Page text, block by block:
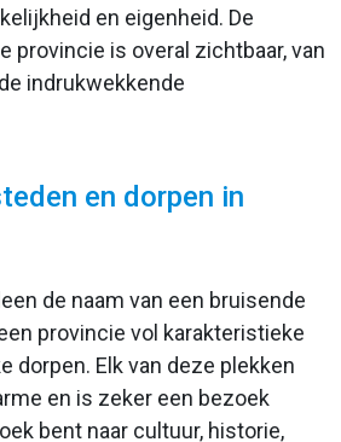
en eigenheid. De
provincie is overal zichtbaar, van
indrukwekkende
en dorpen in
de naam van een bruisende
provincie vol karakteristieke
dorpen. Elk van deze plekken
en is zeker een bezoek
bent naar cultuur, historie,